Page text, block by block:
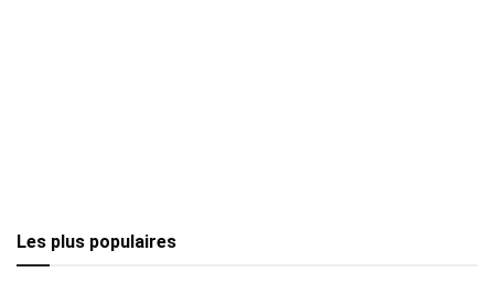
Les plus populaires